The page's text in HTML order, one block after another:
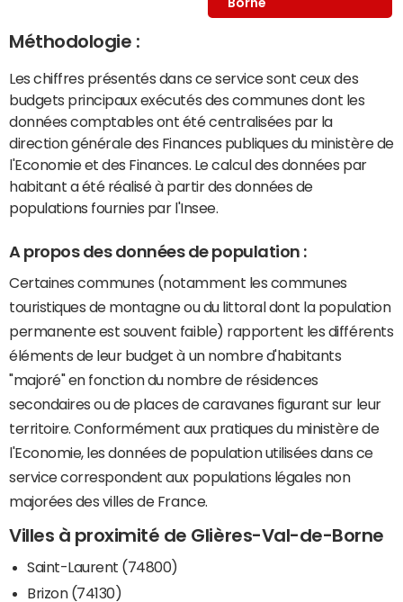
Méthodologie :
Les chiffres présentés dans ce service sont ceux des
budgets principaux exécutés des communes dont les
données comptables ont été centralisées par la
direction générale des Finances publiques du ministère de
l'Economie et des Finances. Le calcul des données par
habitant a été réalisé à partir des données de
populations fournies par l'Insee.
A propos des données de population :
Certaines communes (notamment les communes
touristiques de montagne ou du littoral dont la population
permanente est souvent faible) rapportent les différents
éléments de leur budget à un nombre d'habitants
"majoré" en fonction du nombre de résidences
secondaires ou de places de caravanes figurant sur leur
territoire. Conformément aux pratiques du ministère de
l'Economie, les données de population utilisées dans ce
service correspondent aux populations légales non
majorées des villes de France.
Villes à proximité de Glières-Val-de-Borne
Saint-Laurent (74800)
Brizon (74130)